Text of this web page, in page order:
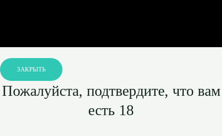
ЗАКРЫТЬ
Пожалуйста, подтвердите, что вам
есть 18